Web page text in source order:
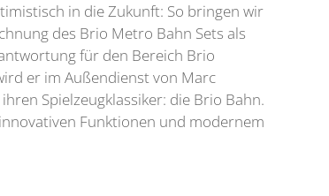
in die Zukunft: So bringen wir
des Brio Metro Bahn Sets als
für den Bereich Brio
er im Außendienst von Marc
Spielzeugklassiker: die Brio Bahn.
Funktionen und modernem